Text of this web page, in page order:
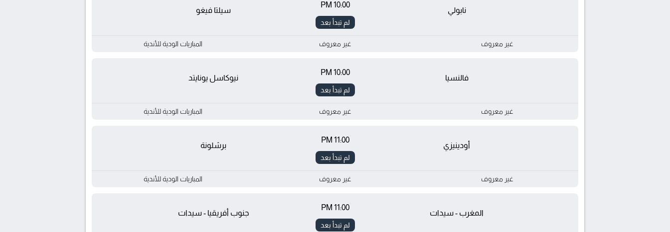
نابولي
10:00 PM
لم تبدأ بعد
سيلتا فيغو
غير معروف غير معروف المباريات الودية للأندية
فالنسيا
10:00 PM
لم تبدأ بعد
نيوكاسل يونايتد
غير معروف غير معروف المباريات الودية للأندية
أودينيزي
11:00 PM
لم تبدأ بعد
برشلونة
غير معروف غير معروف المباريات الودية للأندية
المغرب - سيدات
11:00 PM
لم تبدأ بعد
جنوب أفريقيا - سيدات